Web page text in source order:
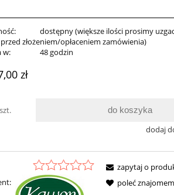
dostępny (większe ilości prosimy
złożeniem/opłaceniem zamówienia)
w:
48 godzin
zł
szt. do koszyka
dodaj
zapytaj o
poleć